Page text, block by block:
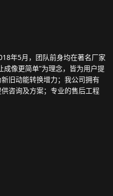
年5月，团队前身均在著名厂家
成像更简单”为理念，皆为用户提
旧动能转换增力；我公司拥有
咨询及方案；专业的售后工程